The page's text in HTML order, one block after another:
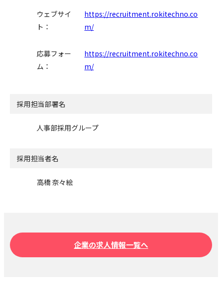
ウェブサイ
ト：
https://recruitment.rokitechno.co
m/
応募フォー
ム：
https://recruitment.rokitechno.co
m/
採用担当部署名
人事部採用グループ
採用担当者名
高橋 奈々絵
企業の求人情報一覧へ